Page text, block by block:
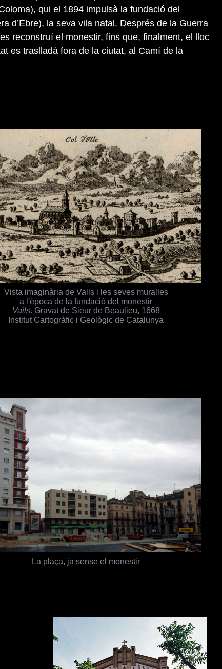
qui el 1894 impulsà la fundació del
d’Ebre), la seva vila natal. Després de la Guerra
reconstruí el monestir, fins que, finalment, el lloc
es traslladà fora de la ciutat, al Camí de la
Vista imaginària de Valls i les seves muralles
a l'època de la fundació del monestir
Vails. Gravat de Sieur de Beaulieu, 1668
Institut Cartogràfic i Geològic de Catalunya
La plaça, ja sense el monestir